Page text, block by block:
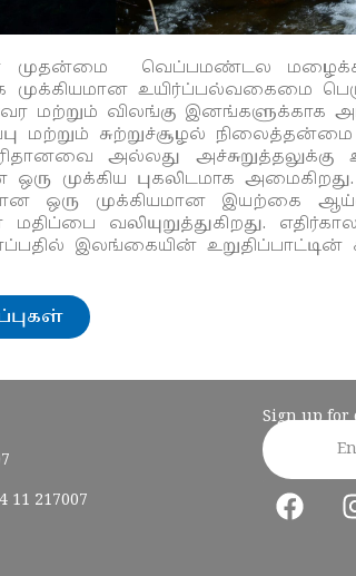
முதன்மை வெப்பமண்டல
முக்கியமான உயிர்ப்பல்வகைமை
மற்றும் விலங்கு இனங்களுக்காக
மற்றும் சுற்றுச்சூழல்
அல்லது அச்சுறுத்தலுக்கு
முக்கிய புகலிடமாக
ஒரு முக்கியமான இயற்கை
வலியுறுத்துகிறது.
இலங்கையின்
11 217007
Sign up for
Email